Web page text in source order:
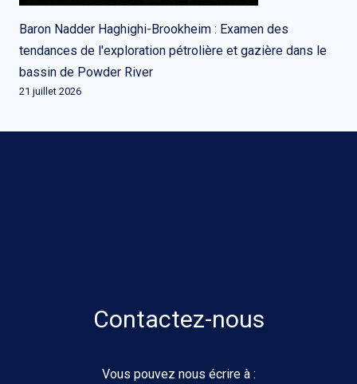
Baron Nadder Haghighi-Brookheim : Examen des
tendances de l'exploration pétrolière et gazière dans le
bassin de Powder River
21 juillet 2026
Contactez-nous
Vous pouvez nous écrire à :